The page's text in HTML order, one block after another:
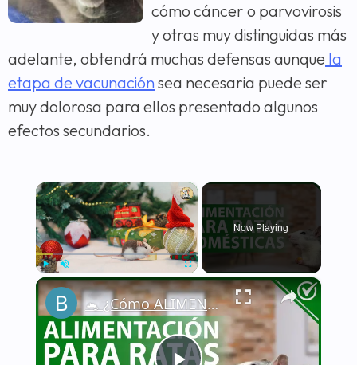
cómo cáncer o parvovirosis
y otras muy distinguidas más
adelante, obtendrá muchas defensas aunque la
etapa de vacunación sea necesaria puede ser
muy dolorosa para ellos presentado algunos
efectos secundarios.
×
Play Unmute Fullscreen
Now Playing
×
🐁 ¿Cómo ALIMENTAR a una RATA DOMÉSTICA de la manera correcta? - Nutrición 🐁🏡